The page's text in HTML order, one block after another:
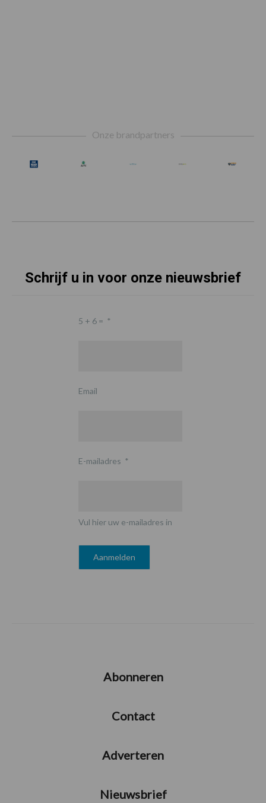
Onze brandpartners
Schrijf u in voor onze nieuwsbrief
5 + 6 = *
Email
E-mailadres *
Vul hier uw e-mailadres in
Abonneren
Contact
Adverteren
Nieuwsbrief